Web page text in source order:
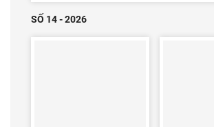
SỐ 14 - 2026